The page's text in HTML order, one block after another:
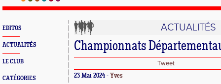
EDITOS
ACTUALITÉS
LE CLUB
CATÉGORIES
ACTUALITÉS
Championnats
Tweet
23 Mai 2024 - Yves